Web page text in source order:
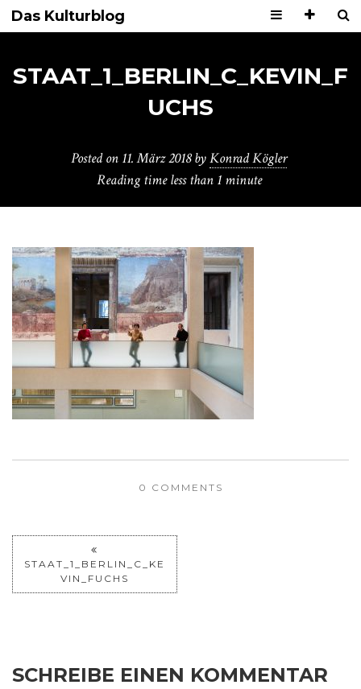
Das Kulturblog
STAAT_1_BERLIN_C_KEVIN_F
UCHS
Posted on 11. März 2018 byKonrad Kögler
Reading timeless than 1 minute
0 COMMENTS
STAAT_1_BERLIN_C_KE
VIN_FUCHS
SCHREIBE EINEN KOMMENTAR